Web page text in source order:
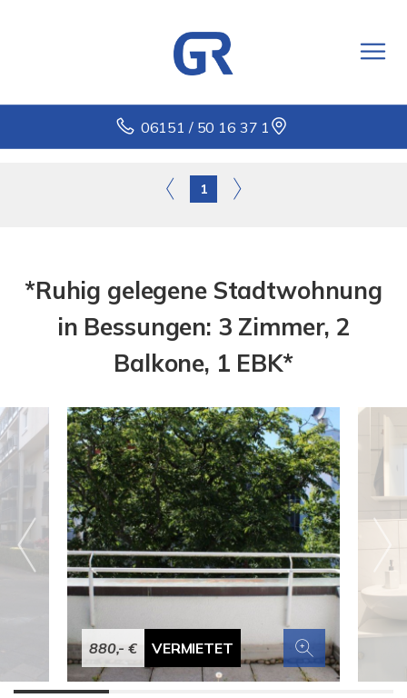
06151 / 50 16 37 1
1
*Ruhig gelegene Stadtwohnung
in Bessungen: 3 Zimmer, 2
Balkone, 1 EBK*
880,- € VERMIETET